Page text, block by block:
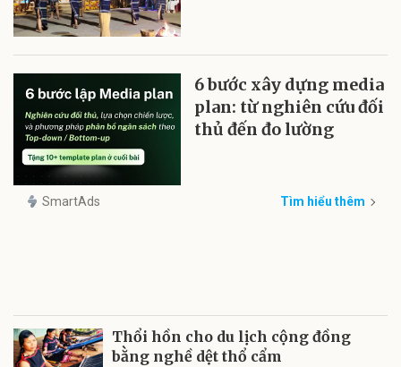
6 bước xây dựng media
plan: từ nghiên cứu đối
thủ đến đo lường
SmartAds Tìm hiểu thêm
Thổi hồn cho du lịch cộng đồng
bằng nghề dệt thổ cẩm